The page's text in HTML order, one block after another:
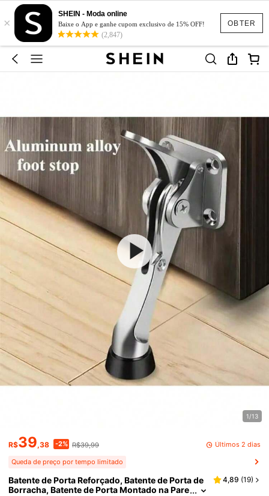
OBTER
×
SHEIN - Moda online
Baixe o App e ganhe cupom exclusivo de 15% OFF!
(2,847)
1/13
R$39,38 -2% R$39,99 Últimos 2 dias
Queda de preço por tempo limitado
Batente de Porta Reforçado, Batente de Porta de
Borracha, Batente de Porta Montado na Pare
4,89 (19)